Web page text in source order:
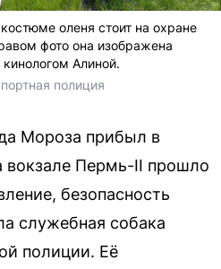
оленя стоит на охране
фото она изображена
Алиной.
полиция
Мороза прибыл в
вокзале Пермь-II прошло
безопасность
служебная собака
полиции. Её